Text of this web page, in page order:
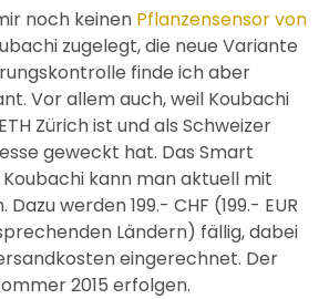
noch keinen Pflanzensensor von
zugelegt, die neue Variante
finde ich aber
Vor allem auch, weil Koubachi
Zürich ist und als Schweizer
geweckt hat. Das Smart
kann man aktuell mit
werden 199.- CHF (199.- EUR
Ländern) fällig, dabei
eingerechnet. Der
2015 erfolgen.